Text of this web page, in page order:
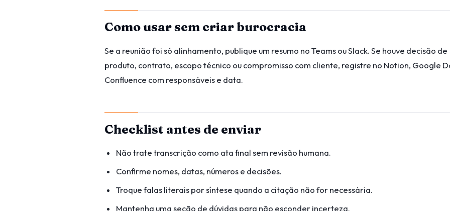
Como usar sem criar burocracia
Se a reunião foi só alinhamento, publique um resumo no Teams ou Slack. Se houve decisão de
produto, contrato, escopo técnico ou compromisso com cliente, registre no Notion, Google
Confluence com responsáveis e data.
Checklist antes de enviar
Não trate transcrição como ata final sem revisão humana.
Confirme nomes, datas, números e decisões.
Troque falas literais por síntese quando a citação não for necessária.
Mantenha uma seção de dúvidas para não esconder incerteza.